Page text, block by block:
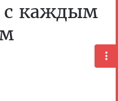
с каждым